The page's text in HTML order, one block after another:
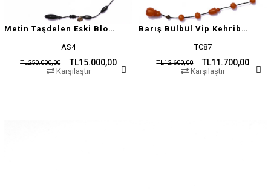
Metin Taşdelen Eski Blok Sıkma
AS4
TL15.000,00
TL250.000,00
Karşılaştır
Barış Bülbül Vip Kehribar Tesbih
TC87
TL11.700,00
TL12.600,00
Karşılaştır